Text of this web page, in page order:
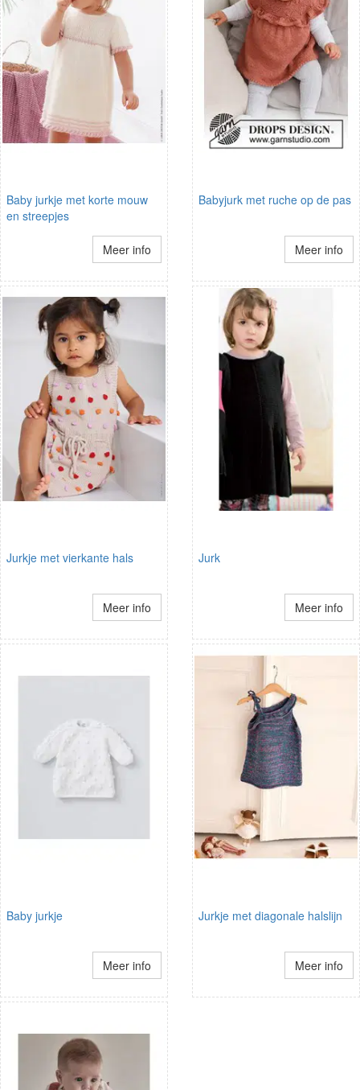
Baby jurkje met korte mouw
en streepjes
Meer info
Babyjurk met ruche op de pas
Meer info
Jurkje met vierkante hals
Meer info
Jurk
Meer info
Baby jurkje
Meer info
Jurkje met diagonale halslijn
Meer info